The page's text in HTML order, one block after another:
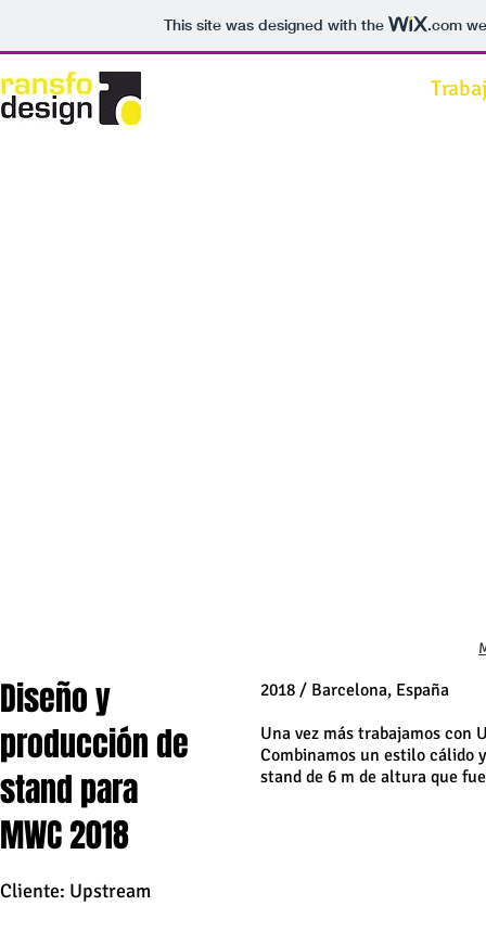
This site was designed with the .com
Diseño y
producción de
stand para
MWC 2018
Cliente: Upstream
2018 / Barcelona, España
Una vez más trabajamos con
Combinamos un estilo cálido
stand de 6 m de altura que